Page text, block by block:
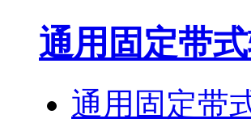
通用固定带
通用固定带